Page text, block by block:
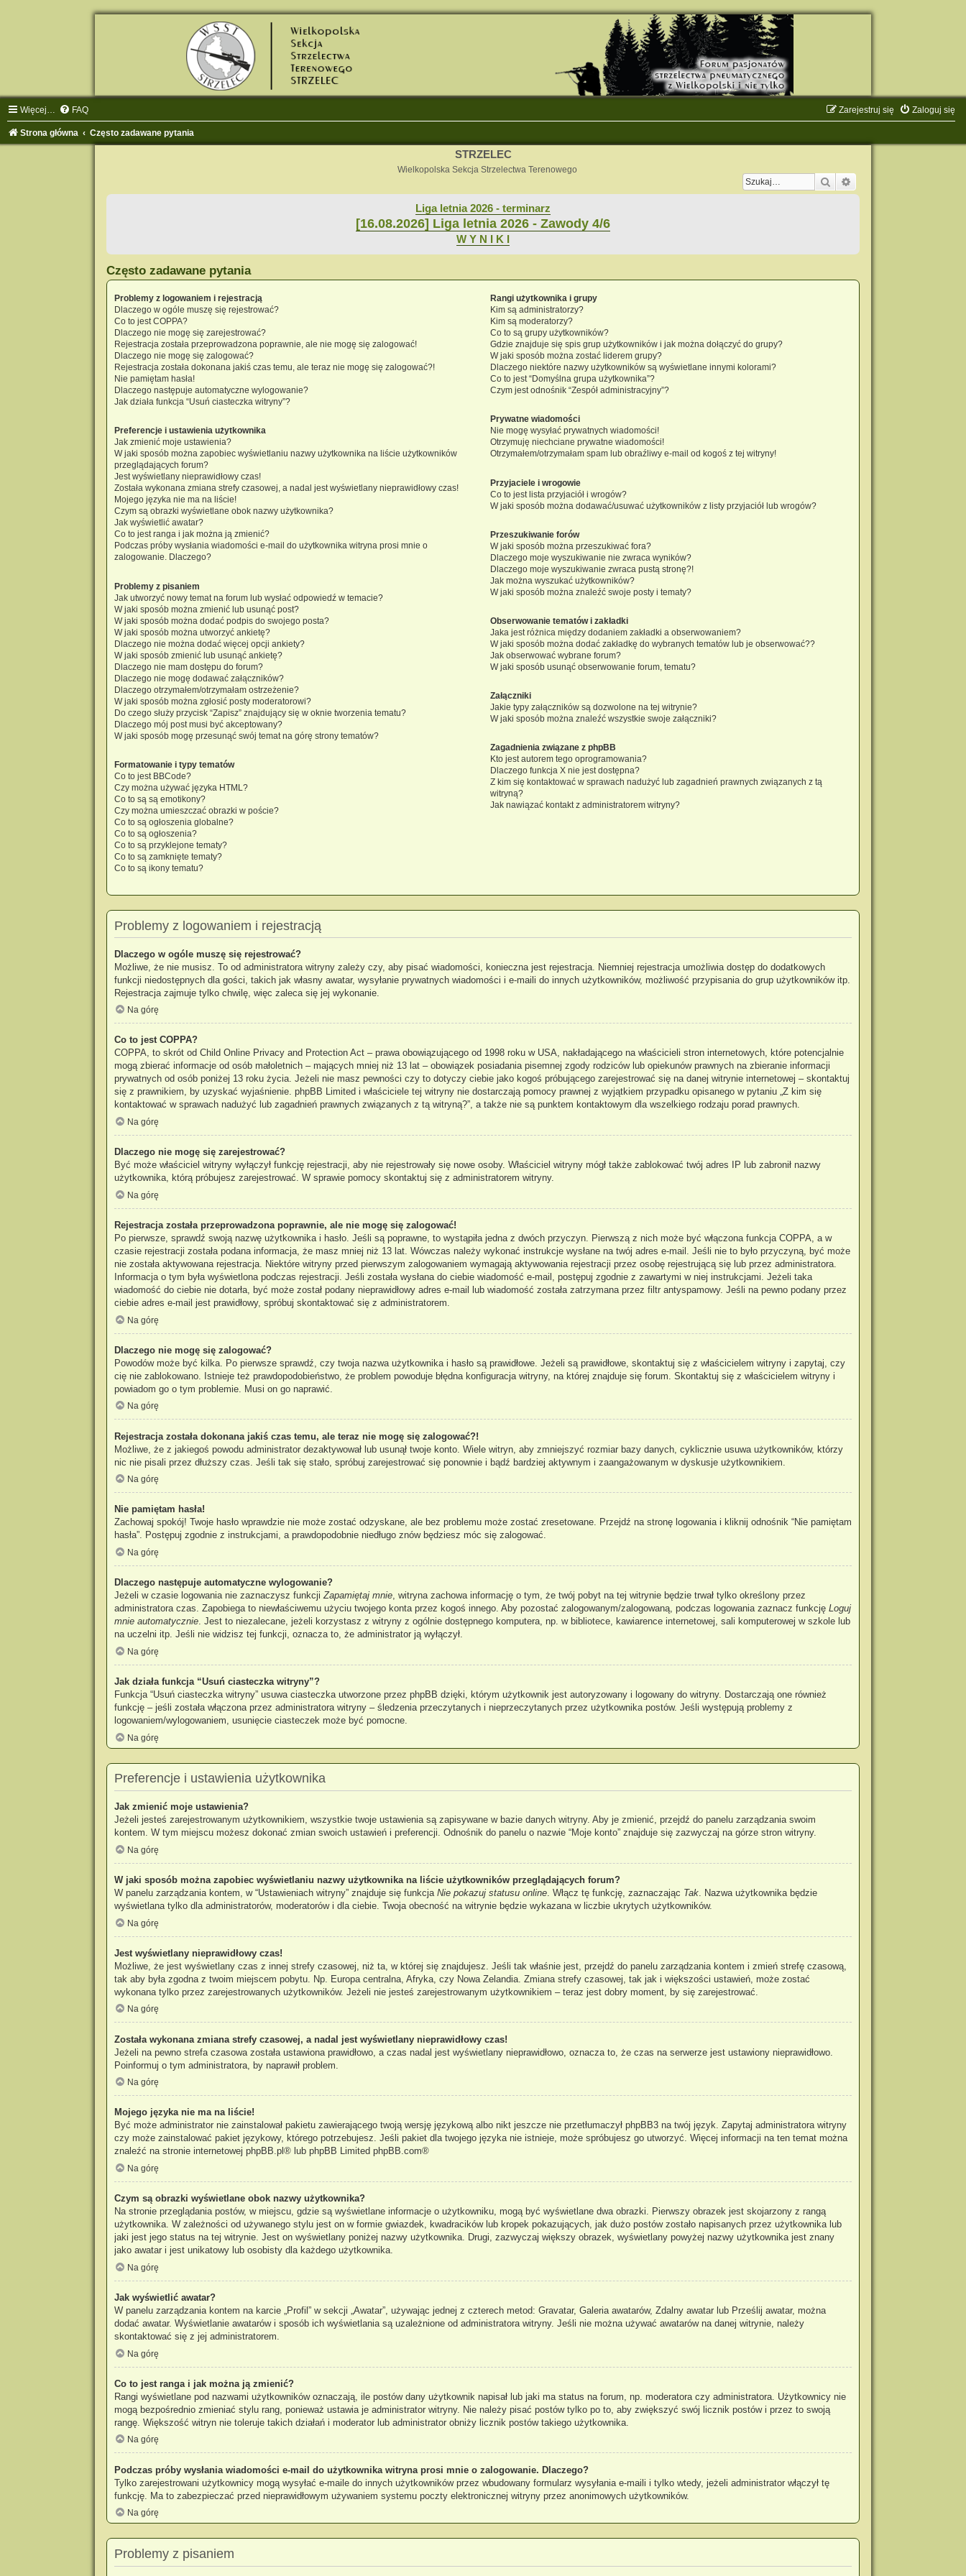
Więcej… FAQ Zaloguj się
Zarejestruj się
Strona główna Często zadawane pytania
STRZELEC
Wielkopolska Sekcja Strzelectwa Terenowego
Szukaj
Liga letnia 2026 - terminarz
[16.08.2026] Liga letnia 2026 - Zawody 4/6
W Y N I K I
Często zadawane pytania
Problemy z logowaniem i rejestracją
Dlaczego w ogóle muszę się rejestrować?
Co to jest COPPA?
Dlaczego nie mogę się zarejestrować?
Rejestracja została przeprowadzona poprawnie, ale nie mogę się zalogować!
Dlaczego nie mogę się zalogować?
Rejestracja została dokonana jakiś czas temu, ale teraz nie mogę się zalogować?!
Nie pamiętam hasła!
Dlaczego następuje automatyczne wylogowanie?
Jak działa funkcja “Usuń ciasteczka witryny”?
Preferencje i ustawienia użytkownika
Jak zmienić moje ustawienia?
W jaki sposób można zapobiec wyświetlaniu nazwy użytkownika na liście użytkowników
przeglądających forum?
Jest wyświetlany nieprawidłowy czas!
Została wykonana zmiana strefy czasowej, a nadal jest wyświetlany nieprawidłowy czas!
Mojego języka nie ma na liście!
Czym są obrazki wyświetlane obok nazwy użytkownika?
Jak wyświetlić awatar?
Co to jest ranga i jak można ją zmienić?
Podczas próby wysłania wiadomości e-mail do użytkownika witryna prosi mnie o
zalogowanie. Dlaczego?
Problemy z pisaniem
Jak utworzyć nowy temat na forum lub wysłać odpowiedź w temacie?
W jaki sposób można zmienić lub usunąć post?
W jaki sposób można dodać podpis do swojego posta?
W jaki sposób można utworzyć ankietę?
Dlaczego nie można dodać więcej opcji ankiety?
W jaki sposób zmienić lub usunąć ankietę?
Dlaczego nie mam dostępu do forum?
Dlaczego nie mogę dodawać załączników?
Dlaczego otrzymałem/otrzymałam ostrzeżenie?
W jaki sposób można zgłosić posty moderatorowi?
Do czego służy przycisk “Zapisz” znajdujący się w oknie tworzenia tematu?
Dlaczego mój post musi być akceptowany?
W jaki sposób mogę przesunąć swój temat na górę strony tematów?
Formatowanie i typy tematów
Co to jest BBCode?
Czy można używać języka HTML?
Co to są są emotikony?
Czy można umieszczać obrazki w poście?
Co to są ogłoszenia globalne?
Co to są ogłoszenia?
Co to są przyklejone tematy?
Co to są zamknięte tematy?
Co to są ikony tematu?
Rangi użytkownika i grupy
Kim są administratorzy?
Kim są moderatorzy?
Co to są grupy użytkowników?
Gdzie znajduje się spis grup użytkowników i jak można dołączyć do grupy?
W jaki sposób można zostać liderem grupy?
Dlaczego niektóre nazwy użytkowników są wyświetlane innymi kolorami?
Co to jest “Domyślna grupa użytkownika”?
Czym jest odnośnik “Zespół administracyjny”?
Prywatne wiadomości
Nie mogę wysyłać prywatnych wiadomości!
Otrzymuję niechciane prywatne wiadomości!
Otrzymałem/otrzymałam spam lub obraźliwy e-mail od kogoś z tej witryny!
Przyjaciele i wrogowie
Co to jest lista przyjaciół i wrogów?
W jaki sposób można dodawać/usuwać użytkowników z listy przyjaciół lub wrogów?
Przeszukiwanie forów
W jaki sposób można przeszukiwać fora?
Dlaczego moje wyszukiwanie nie zwraca wyników?
Dlaczego moje wyszukiwanie zwraca pustą stronę?!
Jak można wyszukać użytkowników?
W jaki sposób można znaleźć swoje posty i tematy?
Obserwowanie tematów i zakładki
Jaka jest różnica między dodaniem zakładki a obserwowaniem?
W jaki sposób można dodać zakładkę do wybranych tematów lub je obserwować??
Jak obserwować wybrane forum?
W jaki sposób usunąć obserwowanie forum, tematu?
Załączniki
Jakie typy załączników są dozwolone na tej witrynie?
W jaki sposób można znaleźć wszystkie swoje załączniki?
Zagadnienia związane z phpBB
Kto jest autorem tego oprogramowania?
Dlaczego funkcja X nie jest dostępna?
Z kim się kontaktować w sprawach nadużyć lub zagadnień prawnych związanych z tą
witryną?
Jak nawiązać kontakt z administratorem witryny?
Problemy z logowaniem i rejestracją
Dlaczego w ogóle muszę się rejestrować?
Możliwe, że nie musisz. To od administratora witryny zależy czy, aby pisać wiadomości, konieczna jest rejestracja. Niemniej rejestracja umożliwia dostęp do dodatkowych
funkcji niedostępnych dla gości, takich jak własny awatar, wysyłanie prywatnych wiadomości i e-maili do innych użytkowników, możliwość przypisania do grup użytkowników itp.
Rejestracja zajmuje tylko chwilę, więc zaleca się jej wykonanie.
Na górę
Co to jest COPPA?
COPPA, to skrót od Child Online Privacy and Protection Act – prawa obowiązującego od 1998 roku w USA, nakładającego na właścicieli stron internetowych, które potencjalnie
mogą zbierać informacje od osób małoletnich – mających mniej niż 13 lat – obowiązek posiadania pisemnej zgody rodziców lub opiekunów prawnych na zbieranie informacji
prywatnych od osób poniżej 13 roku życia. Jeżeli nie masz pewności czy to dotyczy ciebie jako kogoś próbującego zarejestrować się na danej witrynie internetowej – skontaktuj
się z prawnikiem, by uzyskać wyjaśnienie. phpBB Limited i właściciele tej witryny nie dostarczają pomocy prawnej z wyjątkiem przypadku opisanego w pytaniu „Z kim się
kontaktować w sprawach nadużyć lub zagadnień prawnych związanych z tą witryną?”, a także nie są punktem kontaktowym dla wszelkiego rodzaju porad prawnych.
Na górę
Dlaczego nie mogę się zarejestrować?
Być może właściciel witryny wyłączył funkcję rejestracji, aby nie rejestrowały się nowe osoby. Właściciel witryny mógł także zablokować twój adres IP lub zabronił nazwy
użytkownika, którą próbujesz zarejestrować. W sprawie pomocy skontaktuj się z administratorem witryny.
Na górę
Rejestracja została przeprowadzona poprawnie, ale nie mogę się zalogować!
Po pierwsze, sprawdź swoją nazwę użytkownika i hasło. Jeśli są poprawne, to wystąpiła jedna z dwóch przyczyn. Pierwszą z nich może być włączona funkcja COPPA, a w
czasie rejestracji została podana informacja, że masz mniej niż 13 lat. Wówczas należy wykonać instrukcje wysłane na twój adres e-mail. Jeśli nie to było przyczyną, być może
nie została aktywowana rejestracja. Niektóre witryny przed pierwszym zalogowaniem wymagają aktywowania rejestracji przez osobę rejestrującą się lub przez administratora.
Informacja o tym była wyświetlona podczas rejestracji. Jeśli została wysłana do ciebie wiadomość e-mail, postępuj zgodnie z zawartymi w niej instrukcjami. Jeżeli taka
wiadomość do ciebie nie dotarła, być może został podany nieprawidłowy adres e-mail lub wiadomość została zatrzymana przez filtr antyspamowy. Jeśli na pewno podany przez
ciebie adres e-mail jest prawidłowy, spróbuj skontaktować się z administratorem.
Na górę
Dlaczego nie mogę się zalogować?
Powodów może być kilka. Po pierwsze sprawdź, czy twoja nazwa użytkownika i hasło są prawidłowe. Jeżeli są prawidłowe, skontaktuj się z właścicielem witryny i zapytaj, czy
cię nie zablokowano. Istnieje też prawdopodobieństwo, że problem powoduje błędna konfiguracja witryny, na której znajduje się forum. Skontaktuj się z właścicielem witryny i
powiadom go o tym problemie. Musi on go naprawić.
Na górę
Rejestracja została dokonana jakiś czas temu, ale teraz nie mogę się zalogować?!
Możliwe, że z jakiegoś powodu administrator dezaktywował lub usunął twoje konto. Wiele witryn, aby zmniejszyć rozmiar bazy danych, cyklicznie usuwa użytkowników, którzy
nic nie pisali przez dłuższy czas. Jeśli tak się stało, spróbuj zarejestrować się ponownie i bądź bardziej aktywnym i zaangażowanym w dyskusje użytkownikiem.
Na górę
Nie pamiętam hasła!
Zachowaj spokój! Twoje hasło wprawdzie nie może zostać odzyskane, ale bez problemu może zostać zresetowane. Przejdź na stronę logowania i kliknij odnośnik “Nie pamiętam
hasła”. Postępuj zgodnie z instrukcjami, a prawdopodobnie niedługo znów będziesz móc się zalogować.
Na górę
Dlaczego następuje automatyczne wylogowanie?
Jeżeli w czasie logowania nie zaznaczysz funkcjiZapamiętaj mnie, witryna zachowa informację o tym, że twój pobyt na tej witrynie będzie trwał tylko określony przez
administratora czas. Zapobiega to niewłaściwemu użyciu twojego konta przez kogoś innego. Aby pozostać zalogowanym/zalogowaną, podczas logowania zaznacz funkcję Loguj
mnie automatycznie. Jest to niezalecane, jeżeli korzystasz z witryny z ogólnie dostępnego komputera, np. w bibliotece, kawiarence internetowej, sali komputerowej w szkole lub
na uczelni itp. Jeśli nie widzisz tej funkcji, oznacza to, że administrator ją wyłączył.
Na górę
Jak działa funkcja “Usuń ciasteczka witryny”?
Funkcja “Usuń ciasteczka witryny” usuwa ciasteczka utworzone przez phpBB dzięki, którym użytkownik jest autoryzowany i logowany do witryny. Dostarczają one również
funkcję – jeśli została włączona przez administratora witryny – śledzenia przeczytanych i nieprzeczytanych przez użytkownika postów. Jeśli występują problemy z
logowaniem/wylogowaniem, usunięcie ciasteczek może być pomocne.
Na górę
Preferencje i ustawienia użytkownika
Jak zmienić moje ustawienia?
Jeżeli jesteś zarejestrowanym użytkownikiem, wszystkie twoje ustawienia są zapisywane w bazie danych witryny. Aby je zmienić, przejdź do panelu zarządzania swoim
kontem. W tym miejscu możesz dokonać zmian swoich ustawień i preferencji. Odnośnik do panelu o nazwie “Moje konto” znajduje się zazwyczaj na górze stron witryny.
Na górę
W jaki sposób można zapobiec wyświetlaniu nazwy użytkownika na liście użytkowników przeglądających forum?
W panelu zarządzania kontem, w “Ustawieniach witryny” znajduje się funkcja Nie pokazuj statusu online. Włącz tę funkcję, zaznaczając Tak. Nazwa użytkownika będzie
wyświetlana tylko dla administratorów, moderatorów i dla ciebie. Twoja obecność na witrynie będzie wykazana w liczbie ukrytych użytkowników.
Na górę
Jest wyświetlany nieprawidłowy czas!
Możliwe, że jest wyświetlany czas z innej strefy czasowej, niż ta, w której się znajdujesz. Jeśli tak właśnie jest, przejdź do panelu zarządzania kontem i zmień strefę czasową,
tak aby była zgodna z twoim miejscem pobytu. Np. Europa centralna, Afryka, czy Nowa Zelandia. Zmiana strefy czasowej, tak jak i większości ustawień, może zostać
wykonana tylko przez zarejestrowanych użytkowników. Jeżeli nie jesteś zarejestrowanym użytkownikiem – teraz jest dobry moment, by się zarejestrować.
Na górę
Została wykonana zmiana strefy czasowej, a nadal jest wyświetlany nieprawidłowy czas!
Jeżeli na pewno strefa czasowa została ustawiona prawidłowo, a czas nadal jest wyświetlany nieprawidłowo, oznacza to, że czas na serwerze jest ustawiony nieprawidłowo.
Poinformuj o tym administratora, by naprawił problem.
Na górę
Mojego języka nie ma na liście!
Być może administrator nie zainstalował pakietu zawierającego twoją wersję językową albo nikt jeszcze nie przetłumaczył phpBB3 na twój język. Zapytaj administratora witryny
czy może zainstalować pakiet językowy, którego potrzebujesz. Jeśli pakiet dla twojego języka nie istnieje, może spróbujesz go utworzyć. Więcej informacji na ten temat można
znaleźć na stronie internetowej phpBB.pl ® lub phpBB Limited phpBB.com®
Na górę
Czym są obrazki wyświetlane obok nazwy użytkownika?
Na stronie przeglądania postów, w miejscu, gdzie są wyświetlane informacje o użytkowniku, mogą być wyświetlane dwa obrazki. Pierwszy obrazek jest skojarzony z rangą
użytkownika. W zależności od używanego stylu jest on w formie gwiazdek, kwadracików lub kropek pokazujących, jak dużo postów zostało napisanych przez użytkownika lub
jaki jest jego status na tej witrynie. Jest on wyświetlany poniżej nazwy użytkownika. Drugi, zazwyczaj większy obrazek, wyświetlany powyżej nazwy użytkownika jest znany
jako awatar i jest unikatowy lub osobisty dla każdego użytkownika.
Na górę
Jak wyświetlić awatar?
W panelu zarządzania kontem na karcie „Profil” w sekcji „Awatar”, używając jednej z czterech metod: Gravatar, Galeria awatarów, Zdalny awatar lub Prześlij awatar, można
dodać awatar. Wyświetlanie awatarów i sposób ich wyświetlania są uzależnione od administratora witryny. Jeśli nie można używać awatarów na danej witrynie, należy
skontaktować się z jej administratorem.
Na górę
Co to jest ranga i jak można ją zmienić?
Rangi wyświetlane pod nazwami użytkowników oznaczają, ile postów dany użytkownik napisał lub jaki ma status na forum, np. moderatora czy administratora. Użytkownicy nie
mogą bezpośrednio zmieniać stylu rang, ponieważ ustawia je administrator witryny. Nie należy pisać postów tylko po to, aby zwiększyć swój licznik postów i przez to swoją
rangę. Większość witryn nie toleruje takich działań i moderator lub administrator obniży licznik postów takiego użytkownika.
Na górę
Podczas próby wysłania wiadomości e-mail do użytkownika witryna prosi mnie o zalogowanie. Dlaczego?
Tylko zarejestrowani użytkownicy mogą wysyłać e-maile do innych użytkowników przez wbudowany formularz wysyłania e-maili i tylko wtedy, jeżeli administrator włączył tę
funkcję. Ma to zabezpieczać przed nieprawidłowym używaniem systemu poczty elektronicznej witryny przez anonimowych użytkowników.
Na górę
Problemy z pisaniem